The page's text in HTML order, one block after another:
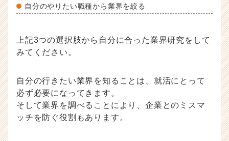
自分のやりたい職種から業界を絞る
上記3つの選択肢から自分に合った業界研究をして
みてください。
自分の行きたい業界を知ることは、就活にとって
必ず必要になってきます。
そして業界を調べることにより、企業とのミスマ
ッチを防ぐ役割もあります。